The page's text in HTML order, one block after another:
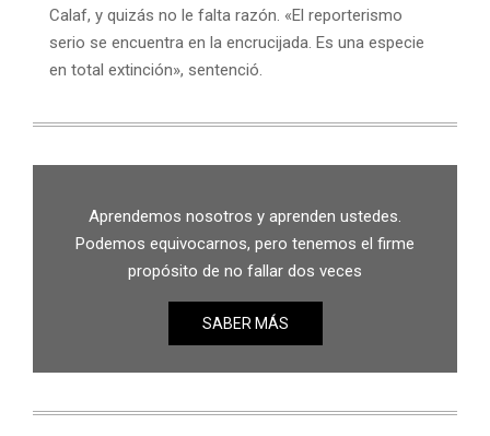
Calaf, y quizás no le falta razón. «El reporterismo
serio se encuentra en la encrucijada. Es una especie
en total extinción», sentenció.
Aprendemos nosotros y aprenden ustedes.
Podemos equivocarnos, pero tenemos el firme
propósito de no fallar dos veces
SABER MÁS